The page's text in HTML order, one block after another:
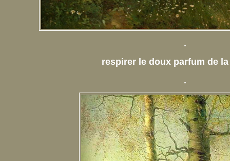
.
respirer le doux parfum de
.